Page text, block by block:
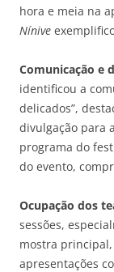
hora e meia na
Nínive
Comunicação e
identificou a
delicados”,
divulgação para
programa do
do evento,
Ocupação dos
sessões,
mostra
apresentações